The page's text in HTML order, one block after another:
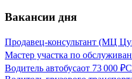
Вакансии дня
Продавец-консультант (МЦ
Мастер участка по
Водитель автобусаот 73 000 ₽